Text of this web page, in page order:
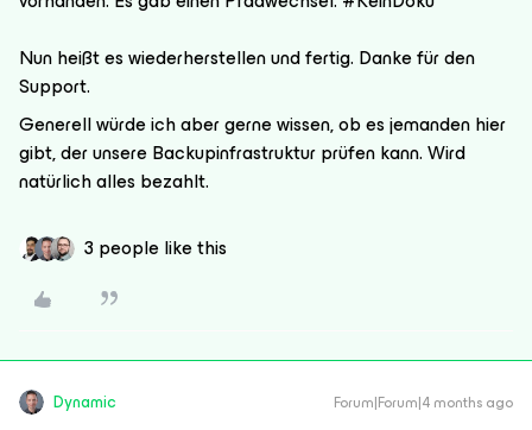
Nun heißt es wiederherstellen und fertig. Danke für den
Support.
Generell würde ich aber gerne wissen, ob es jemanden hier
gibt, der unsere Backupinfrastruktur prüfen kann. Wird
natürlich alles bezahlt.
3 people like this
Dynamic Forum|Forum|4 months ago